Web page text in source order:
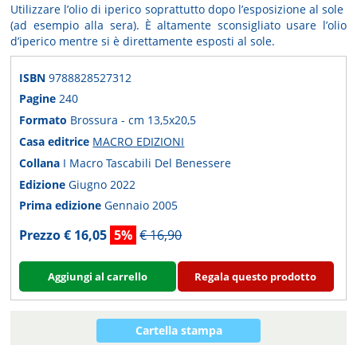
Utilizzare l’olio di iperico soprattutto dopo l’esposizione al sole
(ad esempio alla sera). È altamente sconsigliato usare l’olio
d’iperico mentre si è direttamente esposti al sole.
ISBN9788828527312
Pagine240
Formato Brossura - cm 13,5x20,5
Casa editrice MACRO EDIZIONI
Collana I Macro Tascabili Del Benessere
EdizioneGiugno 2022
Prima edizioneGennaio 2005
Prezzo € 16,05 5% € 16,90
Aggiungi al carrello Regala questo prodotto
Cartella stampa